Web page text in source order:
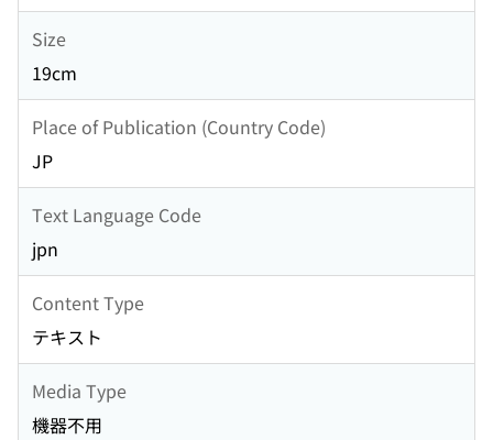
Size
19cm
Place of Publication (Country Code)
JP
Text Language Code
jpn
Content Type
テキスト
Media Type
機器不用